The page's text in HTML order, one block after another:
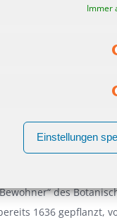
Immer
Einstellungen
inmitten der
sicher. Um die von
an. Unter
für die
konnten die
die vom
wurde zum
Volieren
Rosengärten
des
1636 gepflanzt,